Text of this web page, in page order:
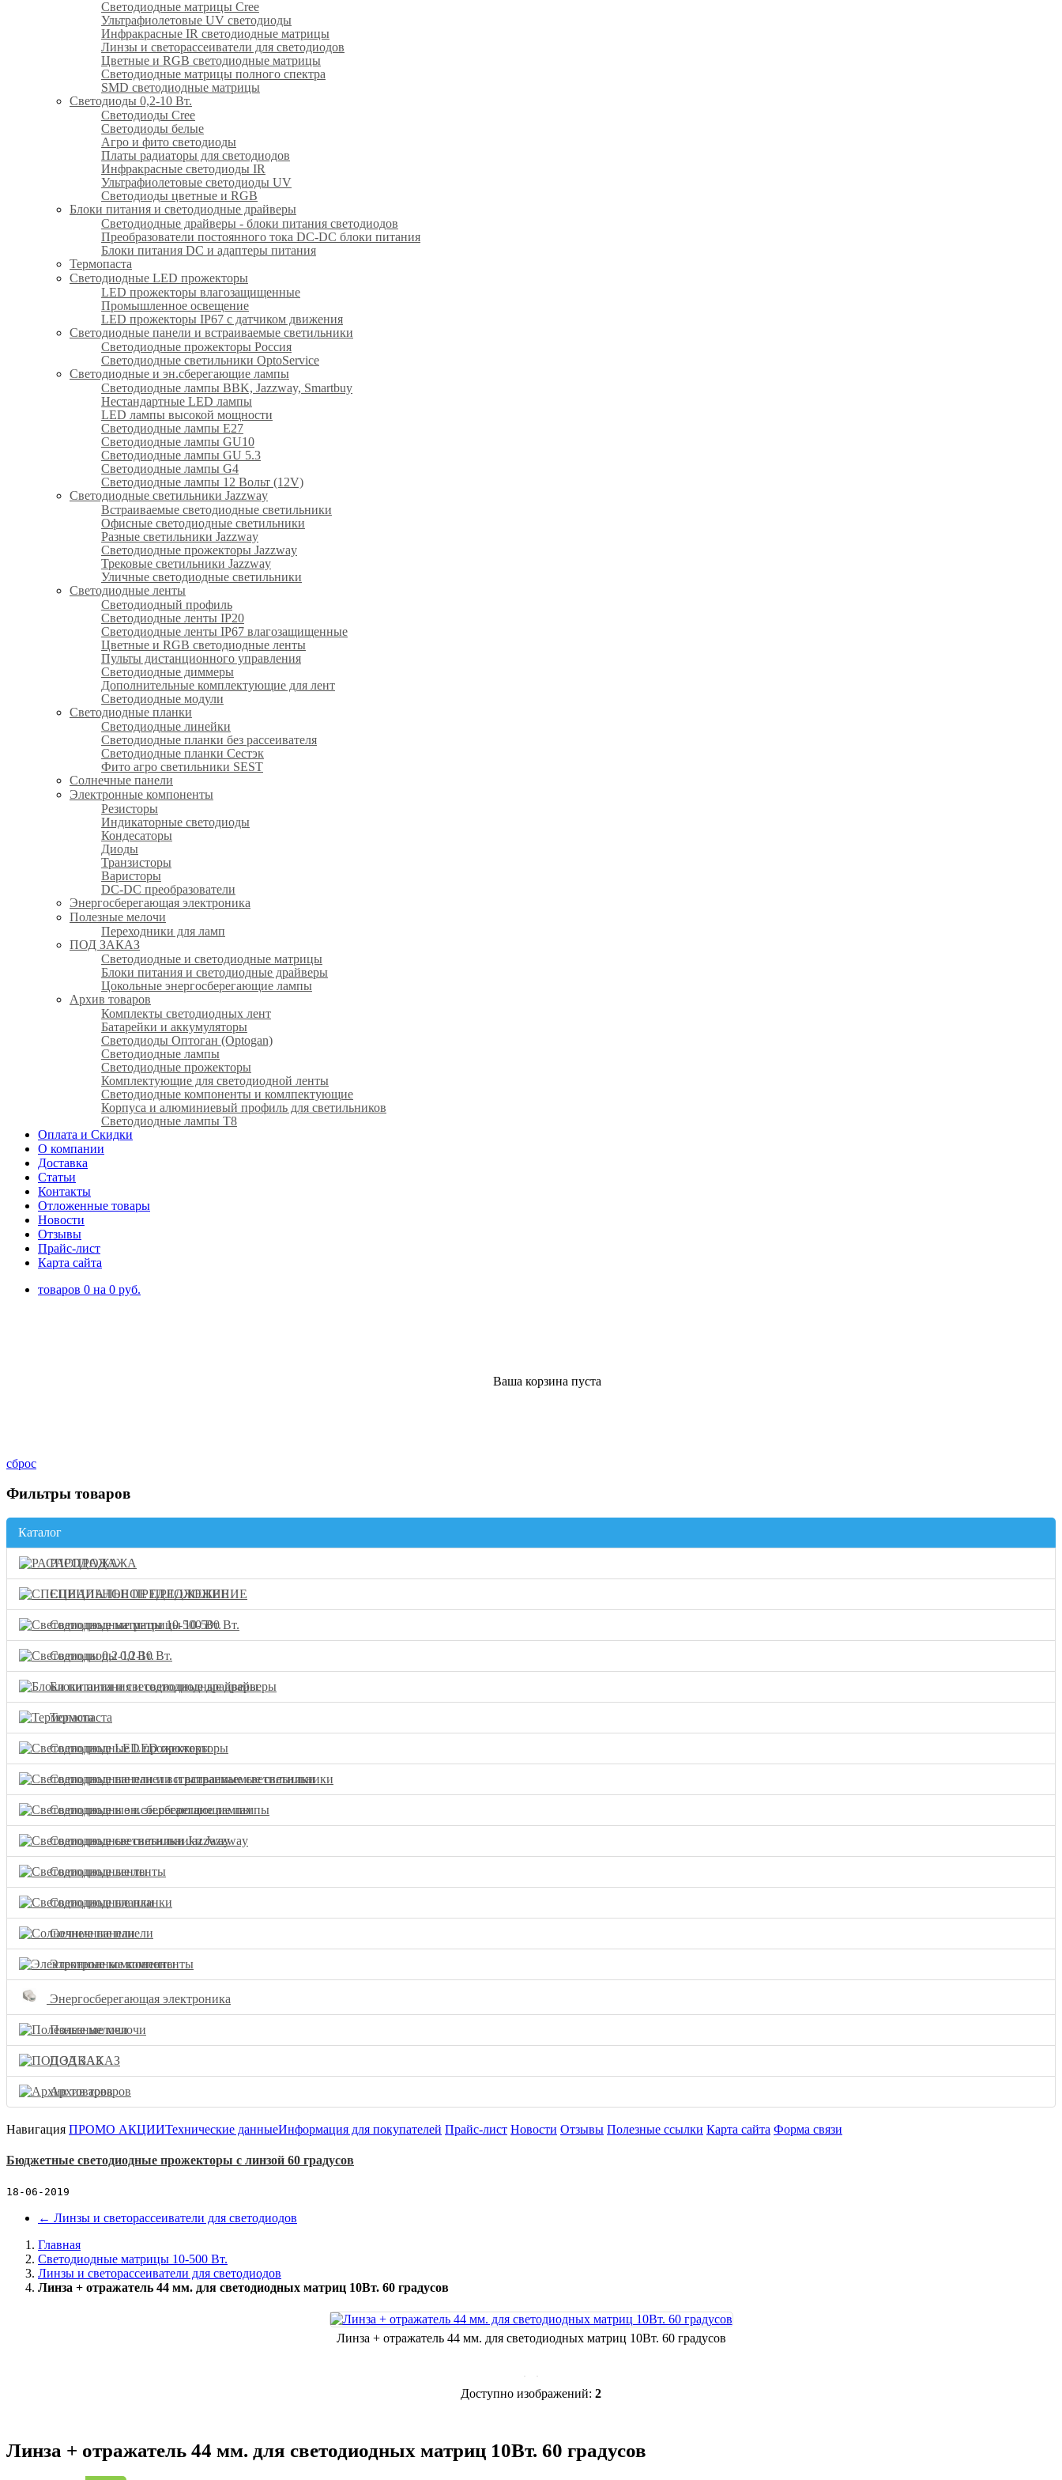
Светодиодные матрицы Cree
Ультрафиолетовые UV светодиоды
Инфракрасные IR светодиодные матрицы
Линзы и светорассеиватели для светодиодов
Цветные и RGB светодиодные матрицы
Светодиодные матрицы полного спектра
SMD светодиодные матрицы
Светодиоды 0,2-10 Вт.
Светодиоды Cree
Светодиоды белые
Агро и фито светодиоды
Платы радиаторы для светодиодов
Инфракрасные светодиоды IR
Ультрафиолетовые светодиоды UV
Светодиоды цветные и RGB
Блоки питания и светодиодные драйверы
Светодиодные драйверы - блоки питания светодиодов
Преобразователи постоянного тока DC-DC блоки питания
Блоки питания DC и адаптеры питания
Термопаста
Светодиодные LED прожекторы
LED прожекторы влагозащищенные
Промышленное освещение
LED прожекторы IP67 c датчиком движения
Светодиодные панели и встраиваемые светильники
Светодиодные прожекторы Россия
Светодиодные светильники OptoService
Светодиодные и эн.сберегающие лампы
Светодиодные лампы BBK, Jazzway, Smartbuy
Нестандартные LED лампы
LED лампы высокой мощности
Светодиодные лампы E27
Светодиодные лампы GU10
Светодиодные лампы GU 5.3
Светодиодные лампы G4
Светодиодные лампы 12 Вольт (12V)
Светодиодные светильники Jazzway
Встраиваемые светодиодные светильники
Офисные светодиодные светильники
Разные светильники Jazzway
Светодиодные прожекторы Jazzway
Трековые светильники Jazzway
Уличные светодиодные светильники
Светодиодные ленты
Светодиодный профиль
Светодиодные ленты IP20
Светодиодные ленты IP67 влагозащищенные
Цветные и RGB светодиодные ленты
Пульты дистанционного управления
Светодиодные диммеры
Дополнительные комплектующие для лент
Светодиодные модули
Светодиодные планки
Светодиодные линейки
Светодиодные планки без рассеивателя
Светодиодные планки Сестэк
Фито агро светильники SEST
Солнечные панели
Электронные компоненты
Резисторы
Индикаторные светодиоды
Кондесаторы
Диоды
Транзисторы
Варисторы
DC-DC преобразователи
Энергосберегающая электроника
Полезные мелочи
Переходники для ламп
ПОД ЗАКАЗ
Светодиодные и светодиодные матрицы
Блоки питания и светодиодные драйверы
Цокольные энергосберегающие лампы
Архив товаров
Комплекты светодиодных лент
Батарейки и аккумуляторы
Светодиоды Оптоган (Optogan)
Светодиодные лампы
Светодиодные прожекторы
Комплектующие для светодиодной ленты
Светодиодные компоненты и комлпектующие
Корпуса и алюминиевый профиль для светильников
Светодиодные лампы T8
Оплата и Скидки
О компании
Доставка
Статьи
Контакты
Отложенные товары
Новости
Отзывы
Прайс-лист
Карта сайта
товаров 0 на 0 руб.
Ваша корзина пуста
сброс
Фильтры товаров
Каталог
РАСПРОДАЖА
СПЕЦИАЛЬНОЕ ПРЕДЛОЖЕНИЕ
Светодиодные матрицы 10-500 Вт.
Светодиоды 0,2-10 Вт.
Блоки питания и светодиодные драйверы
Термопаста
Светодиодные LED прожекторы
Светодиодные панели и встраиваемые светильники
Светодиодные и эн.сберегающие лампы
Светодиодные светильники Jazzway
Светодиодные ленты
Светодиодные планки
Солнечные панели
Электронные компоненты
Энергосберегающая электроника
Полезные мелочи
ПОД ЗАКАЗ
Архив товаров
Навигация ПРОМО АКЦИИТехнические данныеИнформация для покупателей Прайс-лист Новости Отзывы Полезные ссылки Карта сайта Форма связи
Бюджетные светодиодные прожекторы с линзой 60 градусов
18-06-2019
← Линзы и светорассеиватели для светодиодов
Главная
Светодиодные матрицы 10-500 Вт.
Линзы и светорассеиватели для светодиодов
Линза + отражатель 44 мм. для светодиодных матриц 10Вт. 60 градусов
Линза + отражатель 44 мм. для светодиодных матриц 10Вт. 60 градусов
Доступно изображений: 2
Линза + отражатель 44 мм. для светодиодных матриц 10Вт. 60 градусов